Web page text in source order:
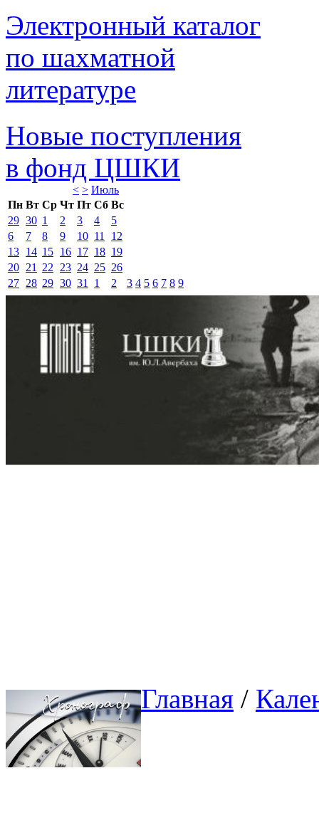
Электронный каталог
по шахматной
литературе
Новые поступления
в фонд ЦШКИ
< > Июль
Пн Вт Ср Чт Пт Сб Вс
29 30 1 2 3 4
5
6
7 8 9 10 11
12
13 14 15 16 17 18 19
20 21 22 23 24 25 26
27 28 29 30 31 1 2 3 4 5 6 7 8 9
Главная /